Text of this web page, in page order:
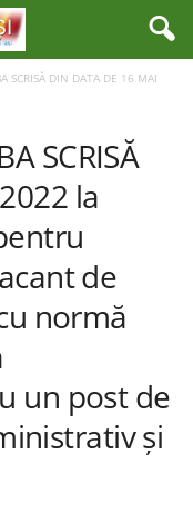
SCRISĂ DIN DATA DE 16 MAI
SCRISĂ
la
de
normă
un post de
și